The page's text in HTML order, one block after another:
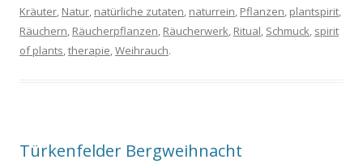
Kräuter, Natur, natürliche zutaten, naturrein, Pflanzen, plantspirit,
Räuchern, Räucherpflanzen, Räucherwerk, Ritual, Schmuck, spirit
of plants,therapie,Weihrauch.
Türkenfelder Bergweihnacht